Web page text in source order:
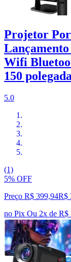
Projetor
Wifi
150
5.0
(1)
5% OFF
Preço R$ 399,94R$
no Pix Ou 2x de R$